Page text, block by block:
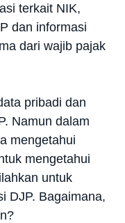
terkait NIK,
dan informasi
dari wajib pajak
pribadi dan
Namun dalam
mengetahui
mengetahui
untuk
DJP. Bagaimana,